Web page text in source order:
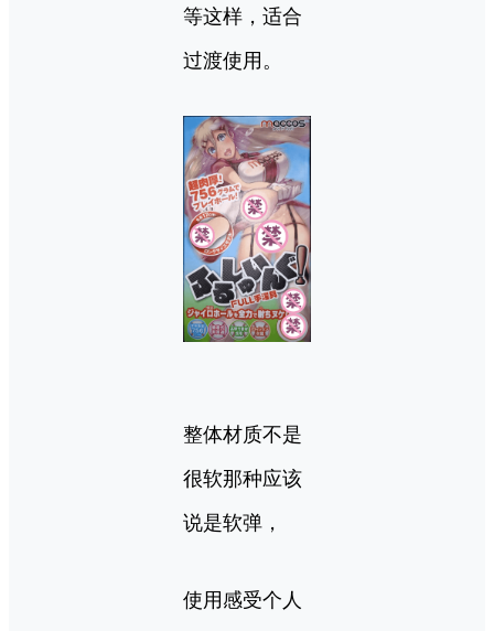
等这样，适合
过渡使用。
整体材质不是
很软那种应该
说是软弹，
使用感受个人